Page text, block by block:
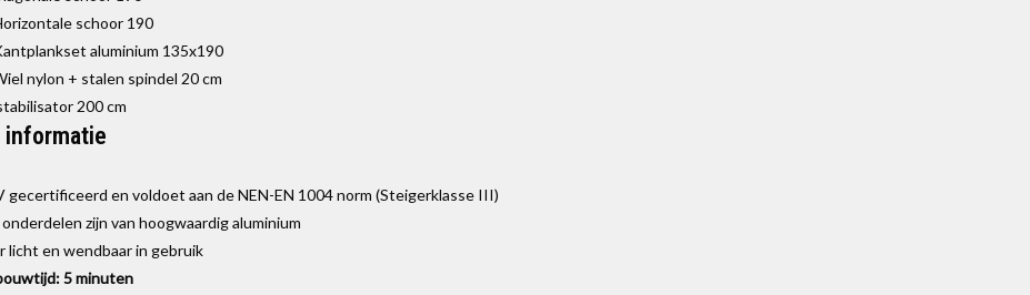
schoor 190
aluminium 135x190
nylon + stalen spindel 20 cm
200 cm
informatie
gecertificeerd en voldoet aan de NEN-EN 1004 norm (Steigerklasse III)
zijn van hoogwaardig aluminium
licht en wendbaar in gebruik
5 minuten